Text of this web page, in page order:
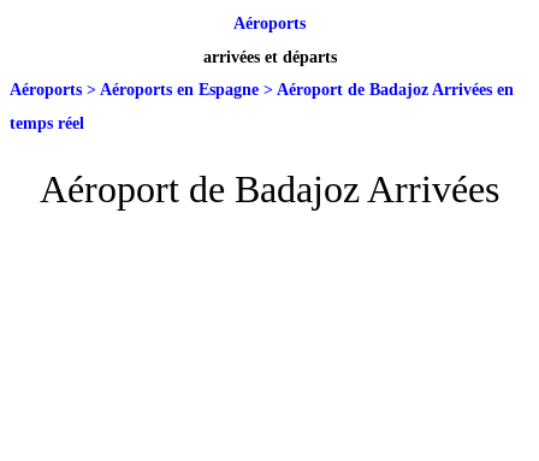
Aéroports
arrivées et départs
Aéroports > Aéroports en Espagne > Aéroport de Badajoz Arrivées en
temps réel
Aéroport de Badajoz Arrivées